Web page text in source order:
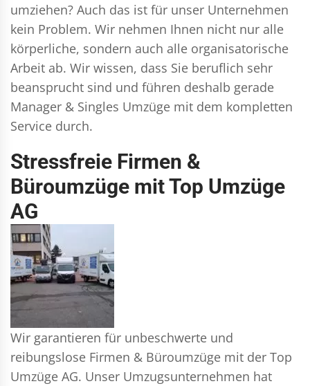
umziehen? Auch das ist für unser Unternehmen
kein Problem. Wir nehmen Ihnen nicht nur alle
körperliche, sondern auch alle organisatorische
Arbeit ab. Wir wissen, dass Sie beruflich sehr
beansprucht sind und führen deshalb gerade
Manager & Singles Umzüge mit dem kompletten
Service durch.
Stressfreie Firmen &
Büroumzüge mit Top Umzüge
AG
Wir garantieren für unbeschwerte und
reibungslose Firmen & Büroumzüge mit der Top
Umzüge AG. Unser Umzugsunternehmen hat